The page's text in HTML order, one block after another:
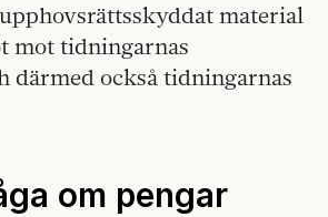
material
mot tidningarnas
därmed också tidningarnas
om pengar